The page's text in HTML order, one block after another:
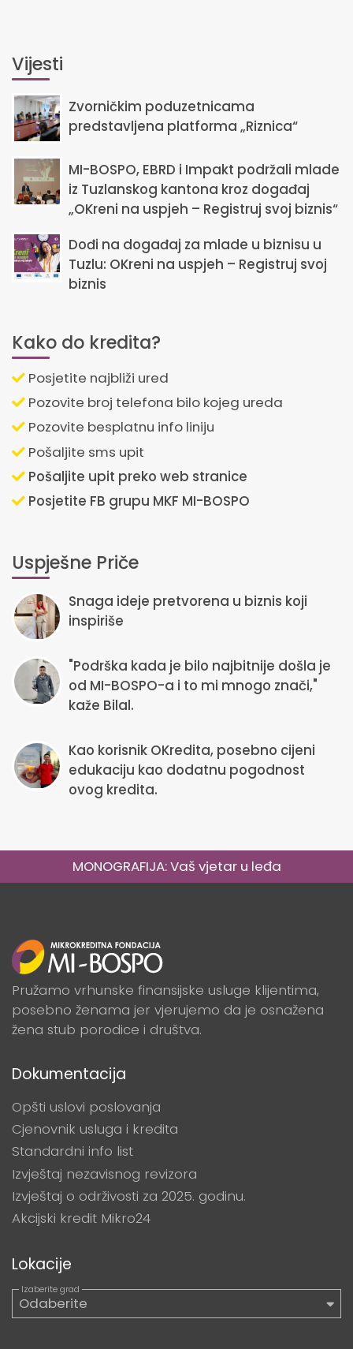
Vijesti
Zvorničkim poduzetnicama
predstavljena platforma „Riznica“
MI-BOSPO, EBRD i Impakt podržali mlade
iz Tuzlanskog kantona kroz događaj
„OKreni na uspjeh – Registruj svoj biznis“
Dođi na događaj za mlade u biznisu u
Tuzlu: OKreni na uspjeh – Registruj svoj
biznis
Kako do kredita?
Posjetite najbliži ured
Pozovite broj telefona bilo kojeg ureda
Pozovite besplatnu info liniju
Pošaljite sms upit
Pošaljite upit preko web stranice
Posjetite FB grupu MKF MI-BOSPO
Uspješne Priče
Snaga ideje pretvorena u biznis koji
inspiriše
"Podrška kada je bilo najbitnije došla je
od MI-BOSPO-a i to mi mnogo znači,"
kaže Bilal.
Kao korisnik OKredita, posebno cijeni
edukaciju kao dodatnu pogodnost
ovog kredita.
MONOGRAFIJA: Vaš vjetar u leđa
Pružamo vrhunske finansijske usluge klijentima,
posebno ženama jer vjerujemo da je osnažena
žena stub porodice i društva.
Dokumentacija
Opšti uslovi poslovanja
Cjenovnik usluga i kredita
Standardni info list
Izvještaj nezavisnog revizora
Izvještaj o održivosti za 2025. godinu.
Akcijski kredit Mikro24
Lokacije